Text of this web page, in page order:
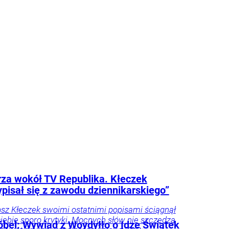
wokół TV Republika. Kłeczek
się z zawodu dziennikarskiego”
Kłeczek swoimi ostatnimi popisami ściągnął
sporo krytyki. Mocnych słów nie szczędzą
Wywiad z Woydyłło o Idze Świątek